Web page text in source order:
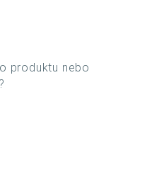
produktu nebo